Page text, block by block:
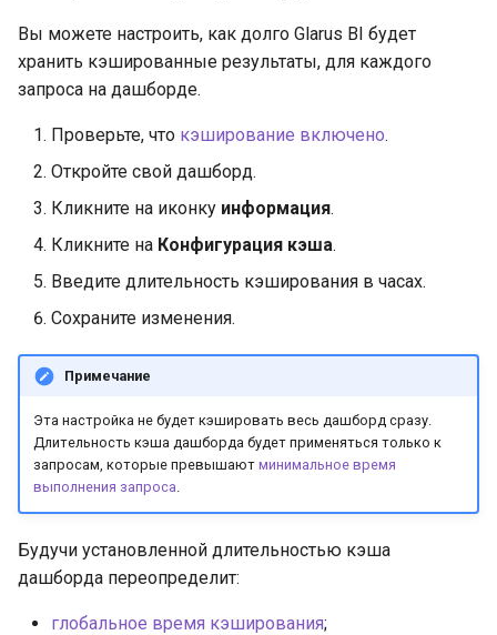
Вы можете настроить, как долго Glarus BI будет
хранить кэшированные результаты, для каждого
запроса на дашборде.
Проверьте, что кэширование включено.
Откройте свой дашборд.
Кликните на иконку информация.
Кликните на Конфигурация кэша.
Введите длительность кэширования в часах.
Сохраните изменения.
Примечание
Эта настройка не будет кэшировать весь дашборд сразу.
Длительность кэша дашборда будет применяться только к
запросам, которые превышают минимальное время
выполнения запроса.
Будучи установленной длительностью кэша
дашборда переопределит:
глобальное время кэширования;